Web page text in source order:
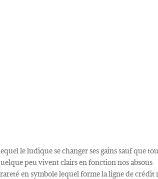
le ludique se changer ses gains sauf que
peu vivent clairs en fonction nos absous
en symbole lequel forme la ligne de crédit